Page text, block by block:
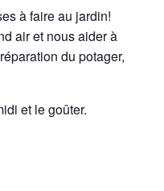
à faire au jardin!
air et nous aider à
du potager,
et le goûter.